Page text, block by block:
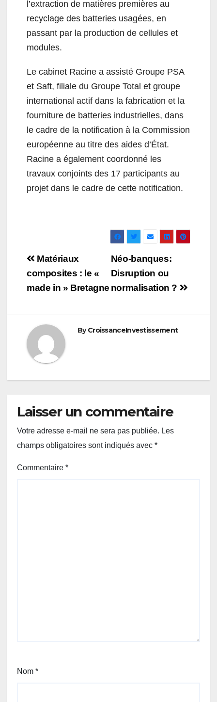
l’extraction de matières premières au
recyclage des batteries usagées, en
passant par la production de cellules et
modules.
Le cabinet Racine a assisté Groupe PSA
et Saft, filiale du Groupe Total et groupe
international actif dans la fabrication et la
fourniture de batteries industrielles, dans
le cadre de la notification à la Commission
européenne au titre des aides d’État.
Racine a également coordonné les
travaux conjoints des 17 participants au
projet dans le cadre de cette notification.
Navigation
de
l’article
Néo-banques:
Disruption ou
normalisation ?
Matériaux
composites : le «
made in » Bretagne
ByCroissanceInvestissement
Laisser un commentaire
Votre adresse e-mail ne sera pas publiée. Les
champs obligatoires sont indiqués avec *
Commentaire *
Nom *